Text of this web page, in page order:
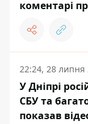
коментарі
22:24, 28 липня
У Дніпрі
СБУ та
показав